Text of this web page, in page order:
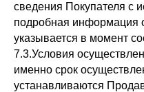
сведения Покупателя с
подробная информация
указывается в момент
7.3.Условия
именно срок
устанавливаются